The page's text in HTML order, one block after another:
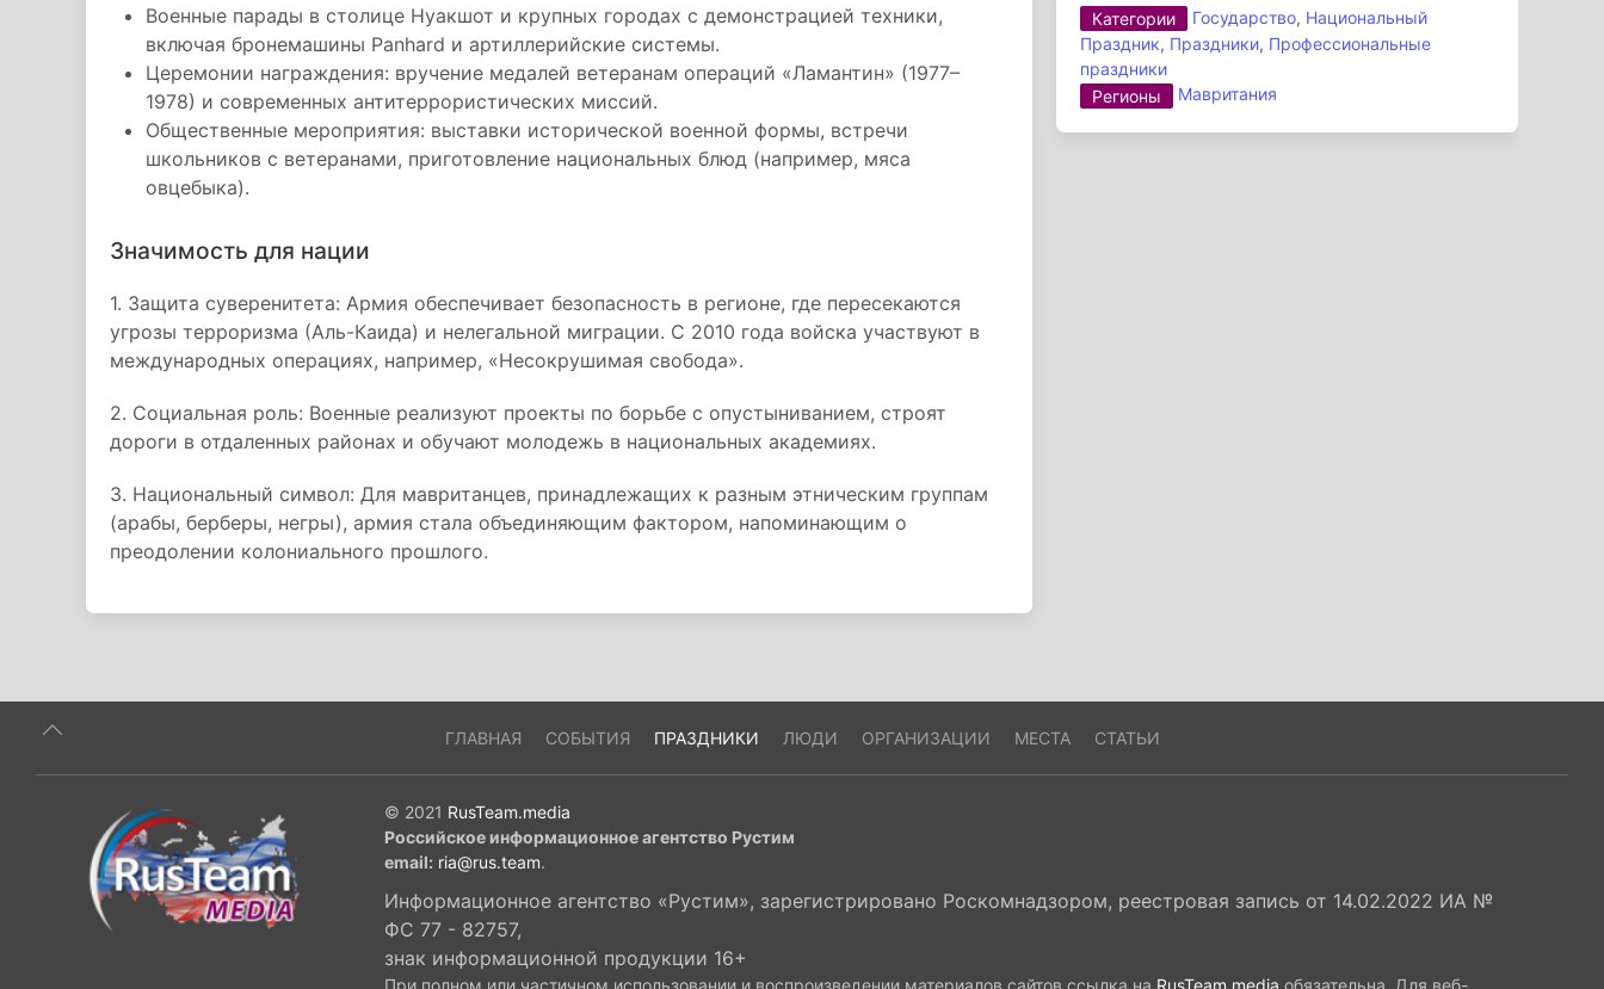
Военные парады в столице Нуакшот и крупных городах с демонстрацией техники,
включая бронемашины Panhard и артиллерийские системы.
Церемонии награждения: вручение медалей ветеранам операций «Ламантин» (1977–
1978) и современных антитеррористических миссий.
Общественные мероприятия: выставки исторической военной формы, встречи
школьников с ветеранами, приготовление национальных блюд (например, мяса
овцебыка).
Значимость для нации
1. Защита суверенитета: Армия обеспечивает безопасность в регионе, где пересекаются
угрозы терроризма (Аль-Каида) и нелегальной миграции. С 2010 года войска участвуют в
международных операциях, например, «Несокрушимая свобода».
2. Социальная роль: Военные реализуют проекты по борьбе с опустыниванием, строят
дороги в отдаленных районах и обучают молодежь в национальных академиях.
3. Национальный символ: Для мавританцев, принадлежащих к разным этническим группам
(арабы, берберы, негры), армия стала объединяющим фактором, напоминающим о
преодолении колониального прошлого.
Категории Государство, Национальный
Праздник, Праздники, Профессиональные
праздники
Регионы
Мавритания
ГЛАВНАЯ СОБЫТИЯ ПРАЗДНИКИ ЛЮДИ ОРГАНИЗАЦИИ МЕСТА СТАТЬИ
© 2021 RusTeam.media
Российское информационное агентство Рустим
email: ria@rus.team.
Информационное агентство «Рустим», зарегистрировано Роскомнадзором, реестровая запись от 14.02.2022 ИА №
ФС 77 - 82757,
знак информационной продукции 16+
При полном или частичном использовании и воспроизведении материалов сайтов ссылка на RusTeam.media обязательна. Для веб-